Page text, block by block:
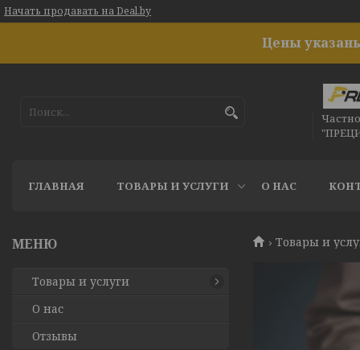
Начать продавать на Deal.by
Цены
ГЛАВНАЯ ТОВАРЫ И УСЛУГИ О НАС
Товары и
Товары и услуги
О нас
Отзывы